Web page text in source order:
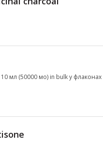
мл (50000 мо) in bulk у